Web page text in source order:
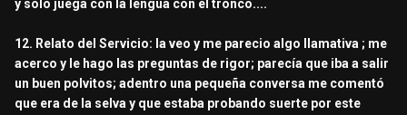
y solo juega con la lengua con el tronco....
12. Relato del Servicio: la veo y me parecio algo llamativa ; me
acerco y le hago las preguntas de rigor; parecía que iba a salir
un buen polvitos; adentro una pequeña conversa me comentó
que era de la selva y que estaba probando suerte por este